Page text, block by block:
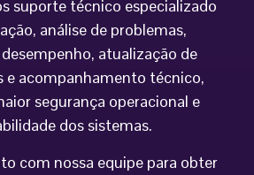
suporte técnico especializado
análise de problemas,
atualização de
e acompanhamento técnico,
segurança operacional e
dos sistemas.
com nossa equipe para obter